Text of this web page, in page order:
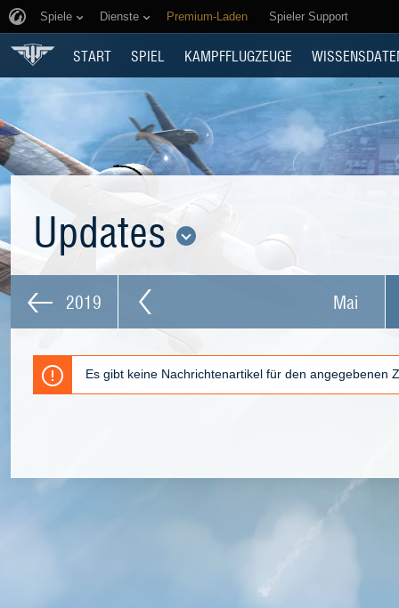
Spiele Dienste Premium-Laden Spieler Support
START SPIEL KAMPFFLUGZEUGE
Updates
2019 Mai
Es gibt keine Nachrichtenartikel für den angegebenen